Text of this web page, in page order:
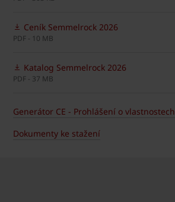
Ceník Semmelrock 2026
PDF - 10 MB
Katalog Semmelrock 2026
PDF - 37 MB
Generátor CE - Prohlášení o vlastnostech
Dokumenty ke stažení